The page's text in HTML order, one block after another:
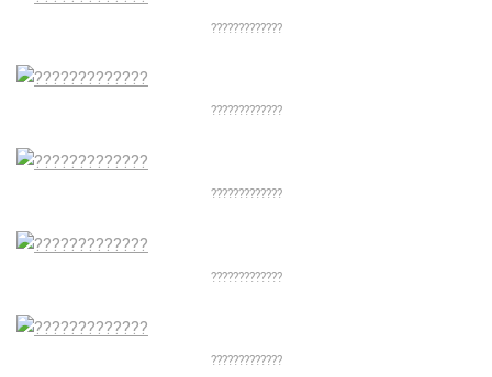
?????????????
?????????????
?????????????
?????????????
?????????????